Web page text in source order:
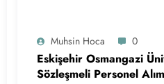
Muhsin Hoca 0
Eskişehir Osmangazi
Sözleşmeli Personel